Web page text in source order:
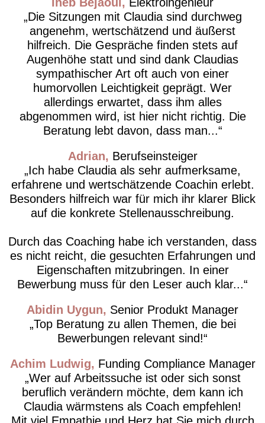
Die Sitzungen mit Claudia sind durchweg
angenehm, wertschätzend und äußerst
hilfreich. Die Gespräche finden stets auf
Augenhöhe statt und sind dank Claudias
sympathischer Art oft auch von einer
humorvollen Leichtigkeit geprägt. Wer
allerdings erwartet, dass ihm alles
abgenommen wird, ist hier nicht richtig. Die
Beratung lebt davon, dass man...
Adrian
Berufseinsteiger
Ich habe Claudia als sehr aufmerksame,
erfahrene und wertschätzende Coachin erlebt.
Besonders hilfreich war für mich ihr klarer Blick
auf die konkrete Stellenausschreibung.
Durch das Coaching habe ich verstanden, dass
es nicht reicht, die gesuchten Erfahrungen und
Eigenschaften mitzubringen. In einer
Bewerbung muss für den Leser auch klar...
Abidin Uygun
Senior Produkt Manager
Top Beratung zu allen Themen, die bei
Bewerbungen relevant sind!
Achim Ludwig
Funding Compliance Manager
Wer auf Arbeitssuche ist oder sich sonst
beruflich verändern möchte, dem kann ich
Claudia wärmstens als Coach empfehlen!